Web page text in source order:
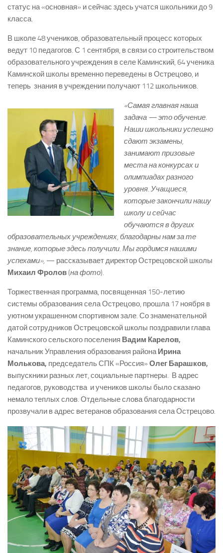
статус на «основная» и сейчас здесь учатся школьники до 9
класса.
В школе 48 учеников, образовательный процесс которых
ведут 10 педагогов. С 1 сентября, в связи со строительством
образовательного учреждения в селе Каминский, 64 ученика
Каминской школы временно переведены в Острецово, и
теперь знания в учреждении получают 112 школьников.
«Самая главная наша
задача — это обучение.
Наши школьники успешно
сдают экзамены,
занимают призовые
места на конкурсах и
олимпиадах разного
уровня. Учащиеся,
которые закончили нашу
школу и сейчас
обучаются в других
образовательных учреждениях, благодарны нам за те
знание, которые здесь получили. Мы гордимся нашими
успехами», — рассказывает директор Острецовской школы
Михаил Фролов(на фото).
Торжественная программа, посвященная 150-летию
системы образования села Острецово, прошла 17 ноября в
уютном украшенном спортивном зале. Со знаменательной
датой сотрудников Острецовской школы поздравили глава
Каминского сельского поселения Вадим Карелов,
начальник Управления образования районаИрина
Молькова, председатель СПК «Россия» Олег Барашков,
выпускники разных лет, социальные партнеры. В адрес
педагогов, руководства и учеников школы было сказано
немало теплых слов. Отдельные слова благодарности
прозвучали в адрес ветеранов образования села Острецово.